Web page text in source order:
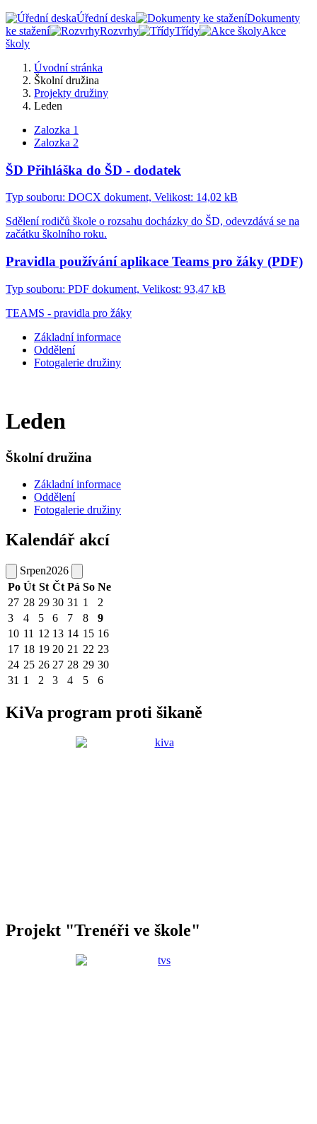
Úřední deska
Dokumenty
ke stažení
Rozvrhy Třídy
Akce
školy
Úvodní stránka
Školní družina
Projekty družiny
Leden
Zalozka 1
Zalozka 2
ŠD Přihláška do ŠD - dodatek
Typ souboru: DOCX dokument, Velikost: 14,02 kB
Sdělení rodičů škole o rozsahu docházky do ŠD, odevzdává se na
začátku školního roku.
Pravidla používání aplikace Teams pro žáky (PDF)
Typ souboru: PDF dokument, Velikost: 93,47 kB
TEAMS - pravidla pro žáky
Základní informace
Oddělení
Fotogalerie družiny
Leden
Školní družina
Základní informace
Oddělení
Fotogalerie družiny
Kalendář akcí
Srpen2026
Po Út St Čt Pá So Ne
27 28 29 30 31 1
2
3
4 5 6 7 8
9
10 11 12 13 14 15 16
17 18 19 20 21 22 23
24 25 26 27 28 29 30
31 1 2 3 4 5 6
KiVa program proti šikaně
Projekt "Trenéři ve škole"